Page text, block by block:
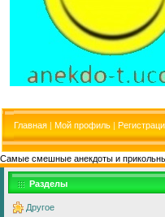
Главная | Мой профиль |
Самые смешные анекдоты и
Разделы
Другое